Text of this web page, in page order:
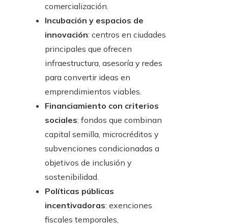
comercialización.
Incubación y espacios de
innovación: centros en ciudades
principales que ofrecen
infraestructura, asesoría y redes
para convertir ideas en
emprendimientos viables.
Financiamiento con criterios
sociales: fondos que combinan
capital semilla, microcréditos y
subvenciones condicionadas a
objetivos de inclusión y
sostenibilidad.
Políticas públicas
incentivadoras: exenciones
fiscales temporales,